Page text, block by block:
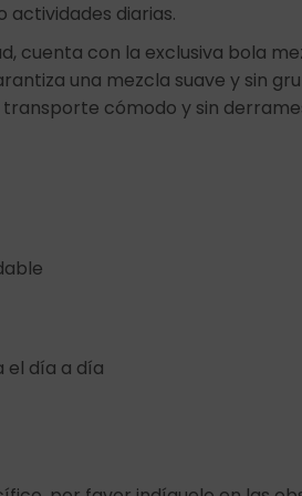
diarias.
cuenta con la exclusiva bola
una mezcla suave y sin
cómodo y sin
el día a día